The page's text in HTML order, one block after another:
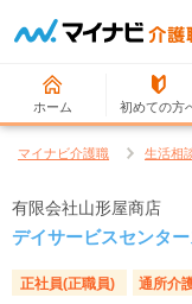
ホーム 初めての方
マイナビ介護職 生活相
有限会社山形屋商店
デイサービスセンタ
正社員(正職員) 通所介